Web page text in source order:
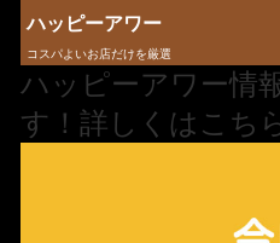
ハッピーアワー
コスパよいお店だけを厳選
ハッピーアワー情
す！詳しくはこち